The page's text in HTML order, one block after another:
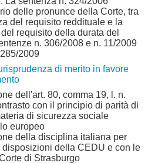
delle pronunce della Corte, tra
del requisito reddituale e la
requisito della durata del
n. 306/2008 e n. 11/2009
2009
di merito in favore
dell'art. 80, comma 19, l. n.
con il principio di parità di
di sicurezza sociale
europeo
della disciplina italiana per
disposizioni della CEDU e con le
di Strasburgo